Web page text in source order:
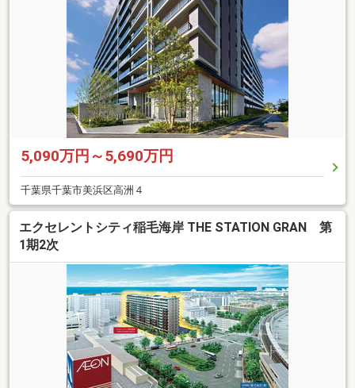
5,090万円～5,690万円
千葉県千葉市美浜区高洲４
エクセレントシティ稲毛海岸 THE STATION GRAN 第
1期2次